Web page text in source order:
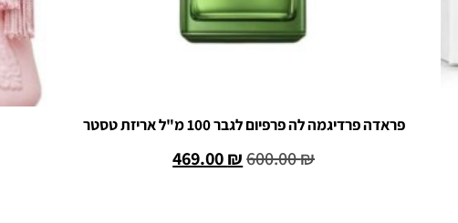
פראדה פרדיגמה לה פרפיום לגבר 100 מ"ל אריזת טסטר
600.00₪
469.00₪